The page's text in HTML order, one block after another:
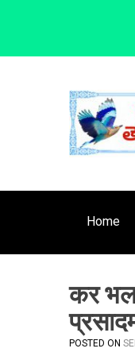
e
Home
कर
POSTED ON